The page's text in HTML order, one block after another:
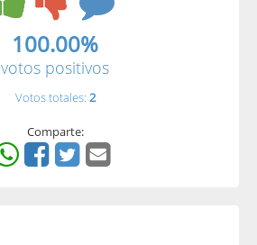
100.00%
votos positivos
Votos totales: 2
Comparte: